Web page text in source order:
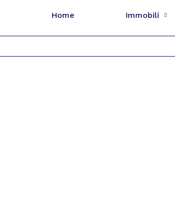
Home Immobili